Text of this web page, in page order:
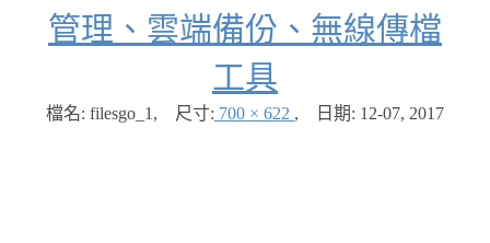
管理、雲端備份、無線傳檔
工具
檔名: filesgo_1 , 尺寸: 700 × 622 , 日期: 12-07, 2017